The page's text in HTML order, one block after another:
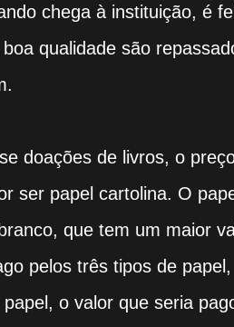
chega à instituição, é
qualidade são
doações de livros, o
ser papel cartolina. O
que tem um maior
pelos três tipos de
o valor que seria